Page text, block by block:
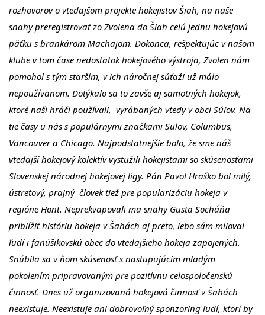
rozhovorov o vtedajšom projekte hokejistov Šiah, na naše
snahy preregistrovať zo Zvolena do Šiah celú jednu hokejovú
päťku s brankárom Machajom. Dokonca, rešpektujúc v našom
klube v tom čase nedostatok hokejového výstroja, Zvolen nám
pomohol s tým starším, v ich náročnej súťaži už málo
nepoužívanom. Dotýkalo sa to zavše aj samotných hokejok,
ktoré naši hráči používali, vyrábaných vtedy v obci Súľov. Na
tie časy u nás s populárnymi značkami Sulov, Columbus,
Vancouver a Chicago. Najpodstatnejšie bolo, že sme náš
vtedajší hokejový kolektív vystužili hokejistami so skúsenosťami
Slovenskej národnej hokejovej ligy. Pán Pavol Hraško bol milý,
ústretový, prajný človek tiež pre popularizáciu hokeja v
regióne Hont. Neprekvapovali ma snahy Gusta Socháňa
priblížiť históriu hokeja v Šahách aj preto, lebo sám miloval
ľudí i fanúšikovskú obec do vtedajšieho hokeja zapojených.
Snúbila sa v ňom skúsenosť s nastupujúcim mladým
pokolením pripravovaným pre pozitívnu celospoločenskú
činnosť. Dnes už organizovaná hokejová činnosť v Šahách
neexistuje. Neexistuje ani dobrovoľný sponzoring ľudí, ktorí by